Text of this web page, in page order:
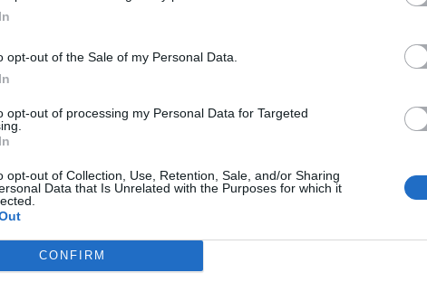
opt-out of the Sale of my Personal Data.
opt-out of processing my Personal Data for Targeted
opt-out of Collection, Use, Retention, Sale, and/or Sharing
Data that Is Unrelated with the Purposes for which it
CONFIRM
«Σκούρος». Αναχώρηση την Παρασκευή 13
συντονιστή Παναγιώτη Παππά (τηλ.